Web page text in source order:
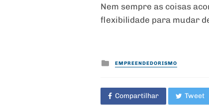
Nem sempre as coisas
flexibilidade para mudar
Posted
in
EMPREENDEDORISMO
Compartilhar Tweet